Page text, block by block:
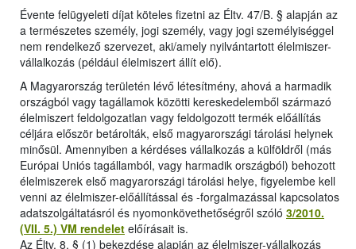
Évente felügyeleti díjat köteles fizetni az Éltv. 47/B. § alapján az
a természetes személy, jogi személy, vagy jogi személyiséggel
nem rendelkező szervezet, aki/amely nyilvántartott élelmiszer-
vállalkozás (például élelmiszert állít elő).
A Magyarország területén lévő létesítmény, ahová a harmadik
országból vagy tagállamok közötti kereskedelemből származó
élelmiszert feldolgozatlan vagy feldolgozott termék előállítás
céljára először betárolták, első magyarországi tárolási helynek
minősül. Amennyiben a kérdéses vállalkozás a külföldről (más
Európai Uniós tagállamból, vagy harmadik országból) behozott
élelmiszerek első magyarországi tárolási helye, figyelembe kell
venni az élelmiszer-előállítással és -forgalmazással kapcsolatos
adatszolgáltatásról és nyomonkövethetőségről szóló 3/2010.
(VII. 5.) VM rendelet előírásait is.
Az Éltv. 8. § (1) bekezdése alapján az élelmiszer-vállalkozás